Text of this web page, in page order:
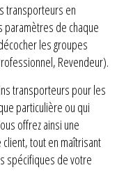
transporteurs en
paramètres de chaque
les groupes
Revendeur).
transporteurs pour les
particulière ou qui
offrez ainsi une
tout en maîtrisant
spécifiques de votre